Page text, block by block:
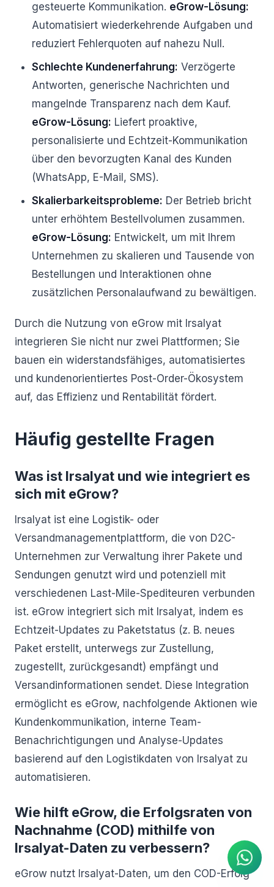
gesteuerte Kommunikation. eGrow-Lösung:
Automatisiert wiederkehrende Aufgaben und
reduziert Fehlerquoten auf nahezu Null.
Schlechte Kundenerfahrung: Verzögerte
Antworten, generische Nachrichten und
mangelnde Transparenz nach dem Kauf.
eGrow-Lösung: Liefert proaktive,
personalisierte und Echtzeit-Kommunikation
über den bevorzugten Kanal des Kunden
(WhatsApp, E-Mail, SMS).
Skalierbarkeitsprobleme: Der Betrieb bricht
unter erhöhtem Bestellvolumen zusammen.
eGrow-Lösung: Entwickelt, um mit Ihrem
Unternehmen zu skalieren und Tausende von
Bestellungen und Interaktionen ohne
zusätzlichen Personalaufwand zu bewältigen.
Durch die Nutzung von eGrow mit Irsalyat
integrieren Sie nicht nur zwei Plattformen; Sie
bauen ein widerstandsfähiges, automatisiertes
und kundenorientiertes Post-Order-Ökosystem
auf, das Effizienz und Rentabilität fördert.
Häufig gestellte Fragen
Was ist Irsalyat und wie integriert es
sich mit eGrow?
Irsalyat ist eine Logistik- oder
Versandmanagementplattform, die von D2C-
Unternehmen zur Verwaltung ihrer Pakete und
Sendungen genutzt wird und potenziell mit
verschiedenen Last-Mile-Spediteuren verbunden
ist. eGrow integriert sich mit Irsalyat, indem es
Echtzeit-Updates zu Paketstatus (z. B. neues
Paket erstellt, unterwegs zur Zustellung,
zugestellt, zurückgesandt) empfängt und
Versandinformationen sendet. Diese Integration
ermöglicht es eGrow, nachfolgende Aktionen wie
Kundenkommunikation, interne Team-
Benachrichtigungen und Analyse-Updates
basierend auf den Logistikdaten von Irsalyat zu
automatisieren.
Wie hilft eGrow, die Erfolgsraten von
Nachnahme (COD) mithilfe von
Irsalyat-Daten zu verbessern?
eGrow nutzt Irsalyat-Daten, um den COD-Erfolg
KI Agent
Sofortige Antworten auf
WhatsApp